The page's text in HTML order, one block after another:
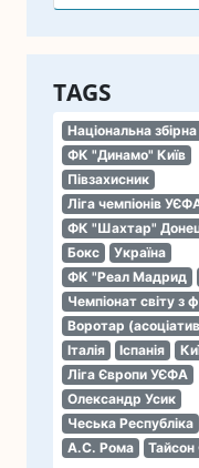
TAGS
Національна
ФК "Динамо" Київ
Півзахисник
Ліга чемпіонів
ФК "Шахтар"
Бокс
Україна
ФК "Реал Мадрид
Чемпіонат світу з
Воротар
Італія
Іспанія
Ліга Європи УЄФА
Олександр Усик
Чеська Республіка
А.С. Рома